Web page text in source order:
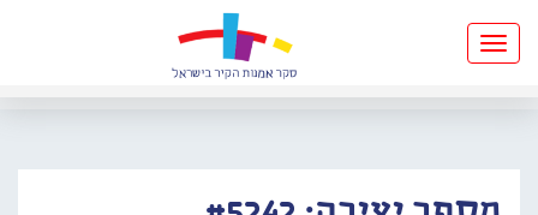
Toggle
navigation